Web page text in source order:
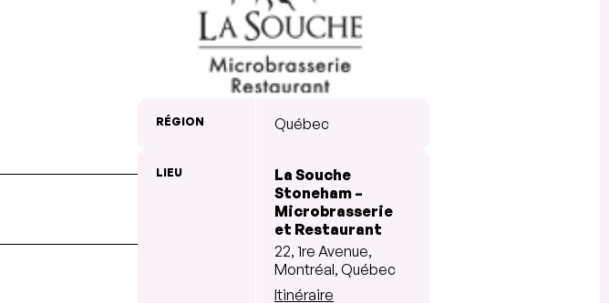
RÉGION Québec
LIEU
La Souche
Stoneham –
Microbrasserie
et Restaurant
22, 1re Avenue,
Montréal, Québec
Itinéraire